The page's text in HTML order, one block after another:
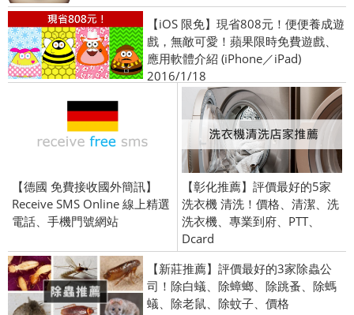
【iOS 限免】現省808元！便便養成遊
戲，無敵可愛！蘋果限時免費遊戲、
應用軟體介紹 (iPhone／iPad)
2016/1/18
【德國 免費接收國外簡訊】
Receive SMS Online 線上精選
電話、手機門號網站
【彰化推薦】評價最好的5家
洗衣機 清洗！價格、清潔、洗
洗衣機、專業到府、PTT、
Dcard
【新莊推薦】評價最好的3家除蟲公
司！除白蟻、除蟑螂、除跳蚤、除螞
蟻、除老鼠、除蚊子、價格